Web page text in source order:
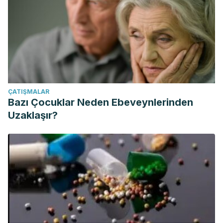
ÇATIŞMALAR
Bazı Çocuklar Neden Ebeveynlerinden
Uzaklaşır?